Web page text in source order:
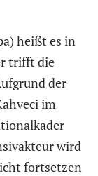
heißt es in
trifft die
der
im
wird
fortsetzen